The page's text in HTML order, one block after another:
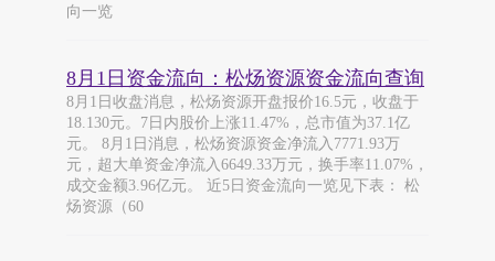
向一览
8月1日资金流向：松炀资源资金流向查询
8月1日收盘消息，松炀资源开盘报价16.5元，收盘于
18.130元。7日内股价上涨11.47%，总市值为37.1亿
元。 8月1日消息，松炀资源资金净流入7771.93万
元，超大单资金净流入6649.33万元，换手率11.07%，
成交金额3.96亿元。 近5日资金流向一览见下表： 松
炀资源（60